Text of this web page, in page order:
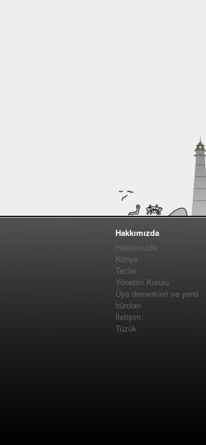
Hakkımızda
Hakkımızda
Künye
Tezler
Yönetim Kurulu
Üye dernerkleri ve yerel
büroları
İletişim
Tüzük